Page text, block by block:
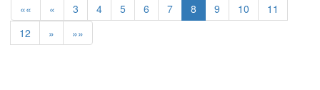
«« « 3 4 5 6 7 8 9 10
11
12
» »»